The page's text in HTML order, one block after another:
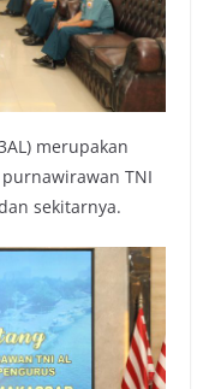
merupakan
TNI
sekitarnya.